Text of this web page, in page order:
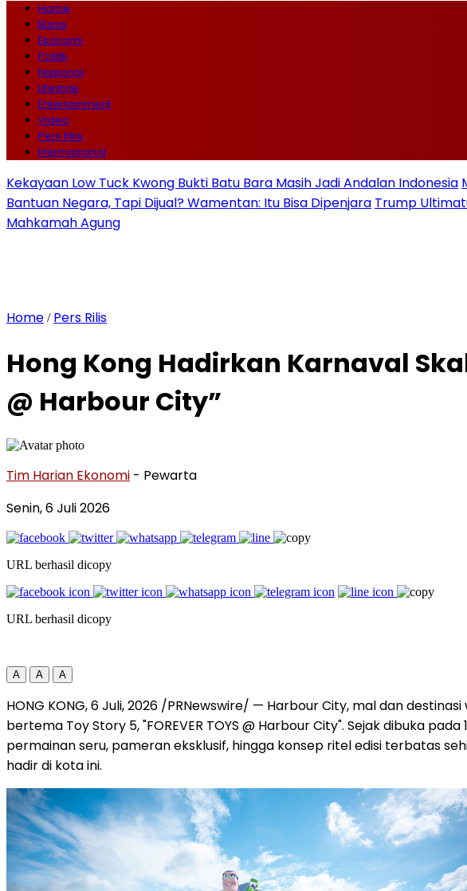
Home
Bisnis
Ekonomi
Politik
Nasional
Lifestyle
Entertainment
Video
Pers Rilis
Internasional
Kekayaan Low Tuck Kwong Bukti Batu Bara Masih Jadi Andalan Indonesia
Bantuan Negara, Tapi Dijual? Wamentan: Itu Bisa Dipenjara Trump
Mahkamah Agung
Home / Pers Rilis
Hong Kong Hadirkan Karnaval
@ Harbour City”
Tim Harian Ekonomi - Pewarta
Senin, 6 Juli 2026
URL berhasil dicopy
URL berhasil dicopy
A A A
HONG KONG,6 Juli, 2026 /PRNewswire/ — Harbour City, mal dan
bertema Toy Story 5, "FOREVER TOYS @ Harbour City". Sejak dibuka
permainan seru, pameran eksklusif, hingga konsep ritel edisi terbatas
hadir di kota ini.